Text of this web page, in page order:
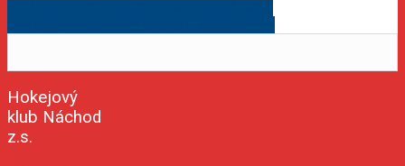
Hokejový
klub Náchod
z.s.